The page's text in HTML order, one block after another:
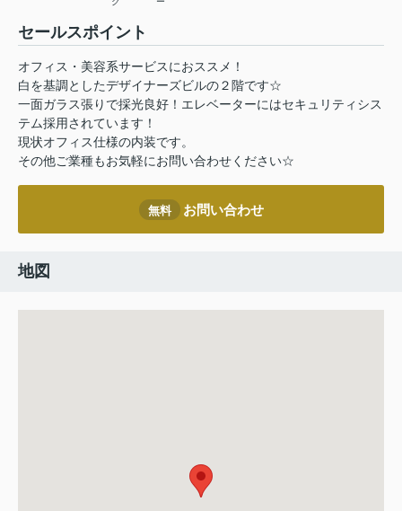
セールスポイント
オフィス・美容系サービスにおススメ！
白を基調としたデザイナーズビルの２階です☆
一面ガラス張りで採光良好！エレベーターにはセキュリティシス
テム採用されています！
現状オフィス仕様の内装です。
その他ご業種もお気軽にお問い合わせください☆
無料 お問い合わせ
地図